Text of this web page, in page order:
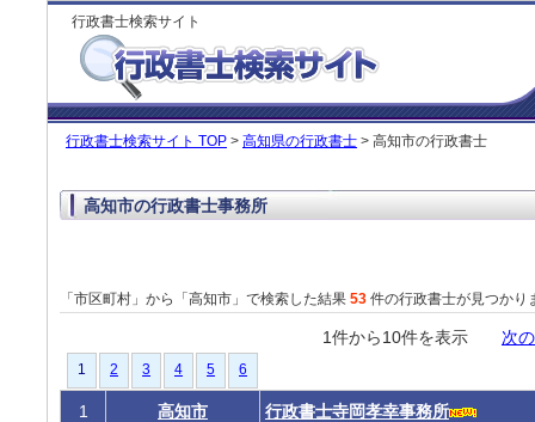
行政書士検索サイト
行政書士検索サイト TOP > 高知県の行政書士 > 高知市の行政書士
高知市の行政書士事務所
「市区町村」から「高知市」で検索した結果 53 件の行政書士が見つかり
1件から10件を表示 次
1 2 3 4 5 6
1 高知市 行政書士寺岡孝幸事務所